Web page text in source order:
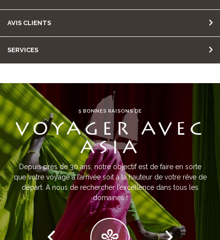
AVIS CLIENTS
SERVICES
5 BONNES RAISONS DE
VOYAGER AVEC
ASIA
Depuis près de 30 ans, notre objectif est de faire en sorte
que votre voyage à l’arrivée soit à la hauteur de votre rêve de
départ. A nous de rechercher l’excellence dans tous les
domaines !